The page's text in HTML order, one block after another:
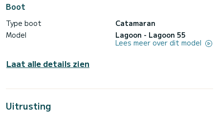
Boot
Type boot
Catamaran
Model
Lagoon - Lagoon 55
Lees meer over dit model
Laat alle details zien
Uitrusting